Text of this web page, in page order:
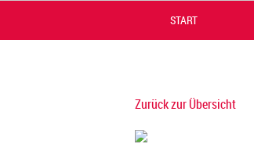
START
Zurück zur Übersicht